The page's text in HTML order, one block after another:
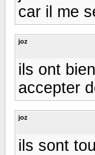
car il me
joz
ils ont
accepter
joz
ils sont